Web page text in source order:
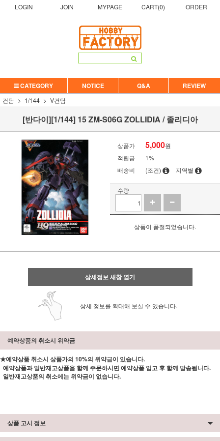
LOGIN JOIN MYPAGE CART(0) ORDER
CATEGORY NOTICE Q&A REVIEW
건담 1/144 V건담
[반다이][1/144] 15 ZM-S06G ZOLLIDIA / 졸리디아
상품가 5,000원
적립금
1%
배송비
(조건) 지역별
수량
상품이 품절되었습니다.
상세정보 새창 열기
상세 정보를 확대해 보실 수 있습니다.
예약상품의 취소시 위약금
★예약상품 취소시 상품가의 10%의 위약금이 있습니다.
예약상품과 일반재고상품을 함께 주문하시면 예약상품 입고 후 함께 발송됩니다.
일반재고상품의 취소에는 위약금이 없습니다.
상품 고시 정보